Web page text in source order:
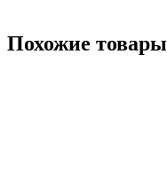
Похожие товары